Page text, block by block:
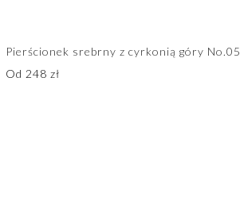
Pierścionek srebrny z cyrkonią góry No.05
Od 248 zł